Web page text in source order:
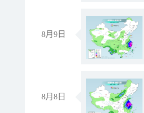
8月9日
8月8日